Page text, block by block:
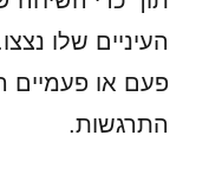
העיניים שלו
פעם או פעמיים
התרגשות.